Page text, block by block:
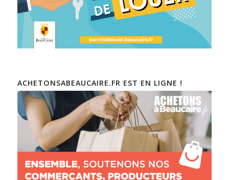
ACHETONSABEAUCAIRE.FR EST EN LIGNE !